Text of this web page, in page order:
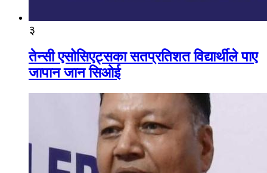
३
तेन्सी एसोसिएट्सका सतप्रतिशत विद्यार्थीले पाए
जापान जान सिओई